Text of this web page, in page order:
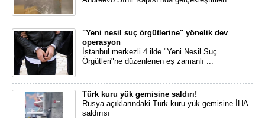
"Yeni nesil suç örgütlerine" yönelik dev
operasyon
İstanbul merkezli 4 ilde "Yeni Nesil Suç
Örgütleri"ne düzenlenen eş zamanlı ...
Türk kuru yük gemisine saldırı!
Rusya açıklarındaki Türk kuru yük gemisine İHA
saldırısı